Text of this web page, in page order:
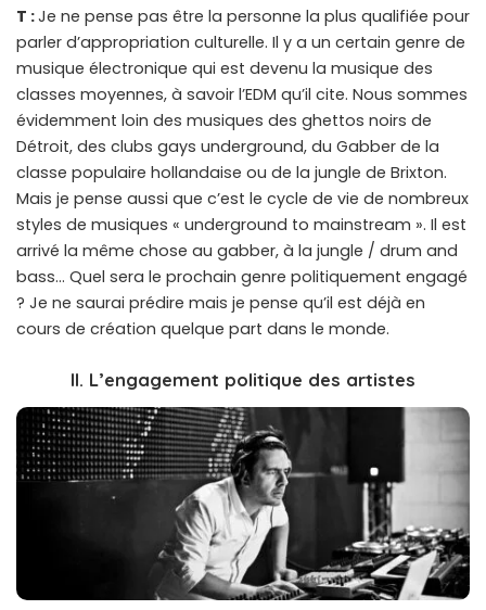
T :Je ne pense pas être la personne la plus qualifiée pour
parler d’appropriation culturelle. Il y a un certain genre de
musique électronique qui est devenu la musique des
classes moyennes, à savoir l’EDM qu’il cite. Nous sommes
évidemment loin des musiques des ghettos noirs de
Détroit, des clubs gays underground, du Gabber de la
classe populaire hollandaise ou de la jungle de Brixton.
Mais je pense aussi que c’est le cycle de vie de nombreux
styles de musiques « underground to mainstream ». Il est
arrivé la même chose au gabber, à la jungle / drum and
bass… Quel sera le prochain genre politiquement engagé
? Je ne saurai prédire mais je pense qu’il est déjà en
cours de création quelque part dans le monde.
II. L’engagement politique des artistes